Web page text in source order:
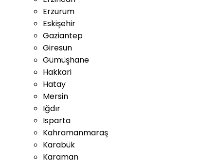
Erzurum
Eskişehir
Gaziantep
Giresun
Gümüşhane
Hakkari
Hatay
Mersin
Iğdır
Isparta
Kahramanmaraş
Karabük
Karaman